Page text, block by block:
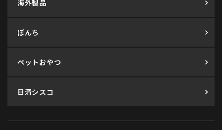
海外製品
ぼんち
ペットおやつ
日清シスコ